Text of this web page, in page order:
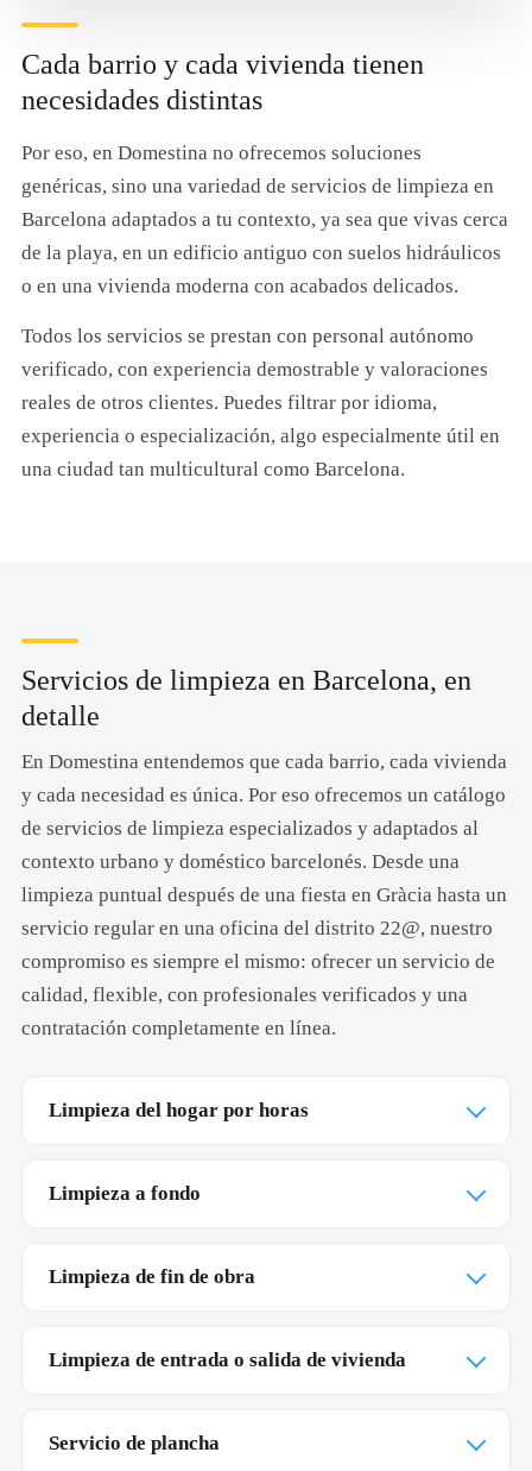
Cada barrio y cada vivienda tienen
necesidades distintas
Por eso, en Domestina no ofrecemos soluciones
genéricas, sino una variedad de servicios de limpieza en
Barcelona adaptados a tu contexto, ya sea que vivas cerca
de la playa, en un edificio antiguo con suelos hidráulicos
o en una vivienda moderna con acabados delicados.
Todos los servicios se prestan con personal autónomo
verificado, con experiencia demostrable y valoraciones
reales de otros clientes. Puedes filtrar por idioma,
experiencia o especialización, algo especialmente útil en
una ciudad tan multicultural como Barcelona.
Servicios de limpieza en Barcelona, en
detalle
En Domestina entendemos que cada barrio, cada vivienda
y cada necesidad es única. Por eso ofrecemos un catálogo
de servicios de limpieza especializados y adaptados al
contexto urbano y doméstico barcelonés. Desde una
limpieza puntual después de una fiesta en Gràcia hasta un
servicio regular en una oficina del distrito 22@, nuestro
compromiso es siempre el mismo: ofrecer un servicio de
calidad, flexible, con profesionales verificados y una
contratación completamente en línea.
Limpieza del hogar por horas
Limpieza a fondo
Limpieza de fin de obra
Limpieza de entrada o salida de vivienda
Servicio de plancha